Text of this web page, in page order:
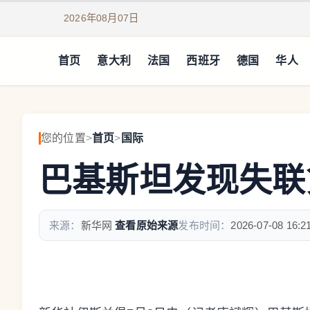
2026年08月07日
首页 意大利 法国 西班牙 德国 华人
您的位置>首页> 国际
巴基斯坦发现失
来源： 新华网 查看原始来源发布时间： 2026-07-08